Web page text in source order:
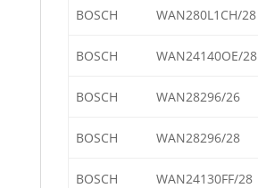
BOSCH WAN280L1CH/28
BOSCH WAN24140OE/28
BOSCH WAN28296/26
BOSCH WAN28296/28
BOSCH WAN24130FF/28